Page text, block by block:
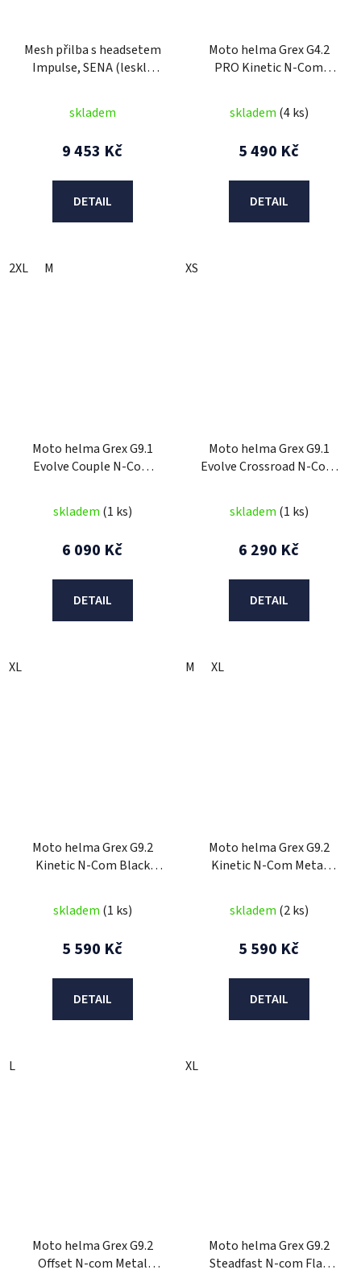
Mesh přilba s headsetem
Impulse, SENA (lesklá
skladem
9 453 Kč
DETAIL
2XL M
Moto helma Grex G4.2
PRO Kinetic N-Com
skladem (4 ks)
5 490 Kč
DETAIL
XS
Moto helma Grex G9.1
Evolve Couple N-Com
skladem (1 ks)
6 090 Kč
DETAIL
XL
Moto helma Grex G9.1
Evolve Crossroad N-Com
skladem (1 ks)
6 290 Kč
DETAIL
M XL
Moto helma Grex G9.2
Kinetic N-Com Black
skladem (1 ks)
5 590 Kč
DETAIL
L
Moto helma Grex G9.2
Kinetic N-Com Metal
skladem (2 ks)
5 590 Kč
DETAIL
XL
Moto helma Grex G9.2
Offset N-com Metal
Moto helma Grex G9.2
Steadfast N-com Flat